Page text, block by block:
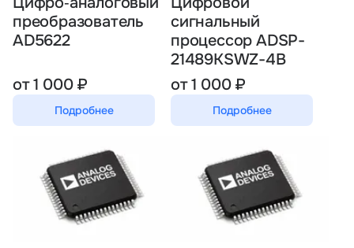
преобразователь
AD5622
от 1 000 ₽
Подробнее
сигнальный
процессор ADSP-
21489KSWZ-4B
от 1 000 ₽
Подробнее